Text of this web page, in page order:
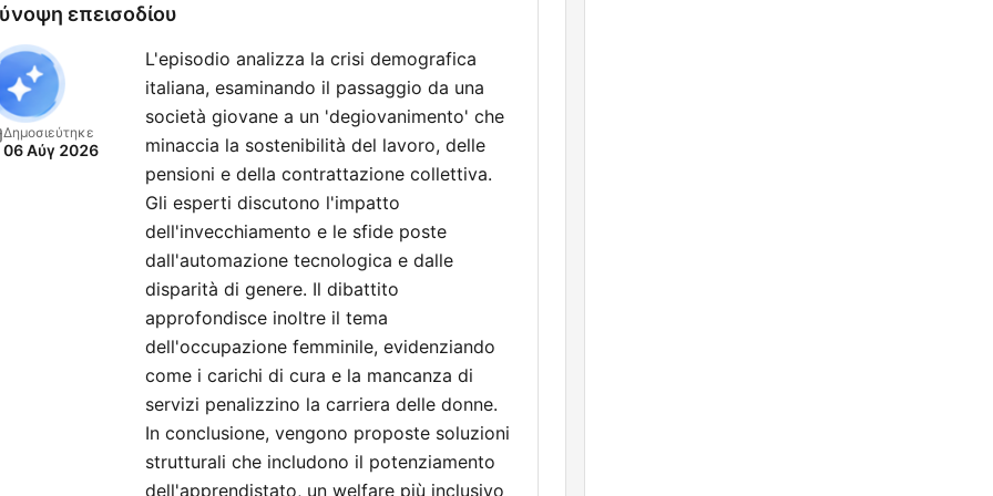
επεισοδίου
Δημοσιεύτηκε
06 Αύγ 2026
L'episodio analizza la crisi demografica
italiana, esaminando il passaggio da una
società giovane a un 'degiovanimento' che
minaccia la sostenibilità del lavoro, delle
pensioni e della contrattazione collettiva.
Gli esperti discutono l'impatto
dell'invecchiamento e le sfide poste
dall'automazione tecnologica e dalle
disparità di genere. Il dibattito
approfondisce inoltre il tema
dell'occupazione femminile, evidenziando
come i carichi di cura e la mancanza di
servizi penalizzino la carriera delle donne.
In conclusione, vengono proposte soluzioni
strutturali che includono il potenziamento
dell'apprendistato, un welfare più inclusivo